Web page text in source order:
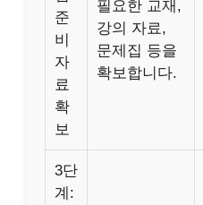
준
비
자
료
확
보
필요한 교재,
강의 자료,
문제집 등을
확보합니다.
3단
계: